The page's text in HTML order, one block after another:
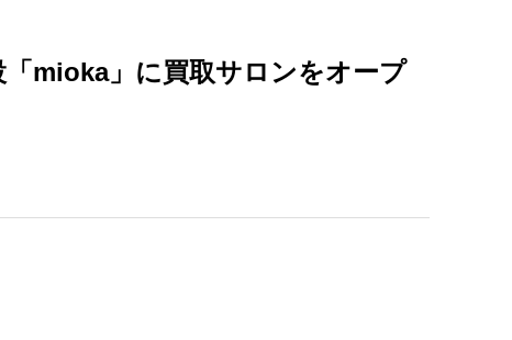
mioka」に買取サロンをオープ